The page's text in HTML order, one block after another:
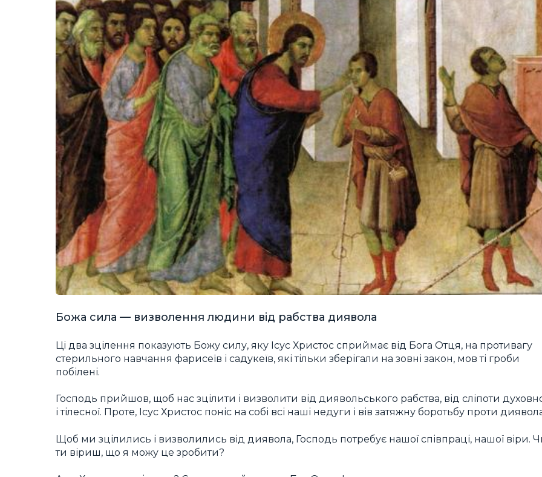
Божа сила — визволення людини від рабства диявола
Ці два зцілення показують Божу силу, яку Ісус Христос сприймає від Бога Отця, на противагу
стерильного навчання фарисеїв і садукеїв, які тільки зберігали на зовні закон, мов ті гроби
побілені.
Господь прийшов, щоб нас зцілити і визволити від диявольського рабства, від сліпоти
і тілесної. Проте, Ісус Христос поніс на собі всі наші недуги і вів затяжну боротьбу проти
Щоб ми зцілились і визволились від диявола, Господь потребує нашої співпраці, нашої віри.
ти віриш, що я можу це зробити?